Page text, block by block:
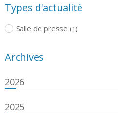
Types d'actualité
Salle de presse (1)
Archives
2026
2025